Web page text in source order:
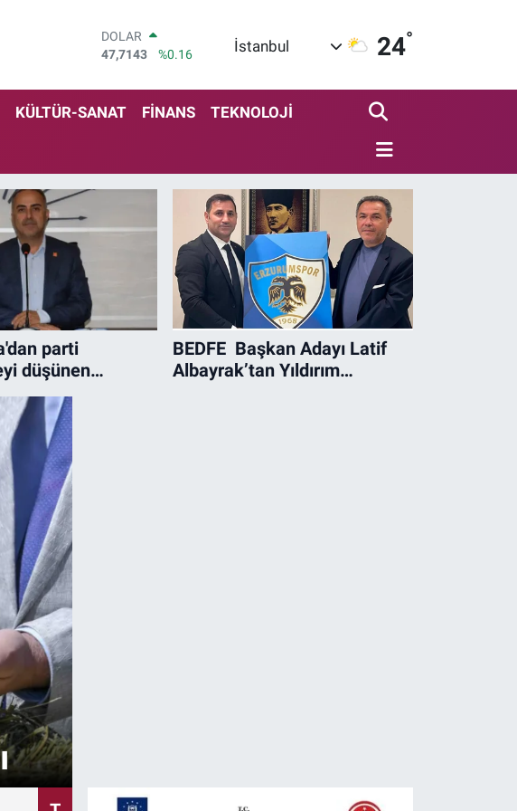
DOLAR
47,7143
%0.16
55,0317
%-0.02
STERLİN
64.225,61
%-0.63
İstanbul 24°
KÜLTÜR-SANAT FİNANS TEKNOLOJİ
parti
düşünen
çağrı:
da bırakın
BEDFE Başkan Adayı Latif
Albayrak’tan Yıldırım